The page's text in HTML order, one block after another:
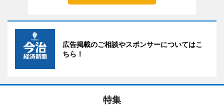
広告掲載のご相談やスポンサーについてはこ
ちら！
特集